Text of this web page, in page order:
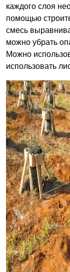
каждого слоя
помощью
смесь
можно убрать
Можно
использовать